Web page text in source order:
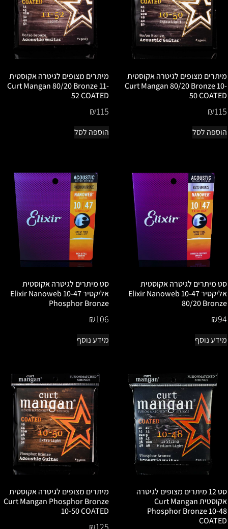
מיתרים מצופים לגיטרה אקוסטית
Curt Mangan 80/20 Bronze 10-
50 COATED
₪115
הוספה לסל
מיתרים מצופים לגיטרה אקוסטית
Curt Mangan 80/20 Bronze 11-
52 COATED
₪115
הוספה לסל
סט מיתרים לגיטרה אקוסטית
אליקסיר 10-47 Elixir Nanoweb
80/20 Bronze
₪94
מידע נוסף
סט מיתרים לגיטרה אקוסטית
אליקסיר 10-47 Elixir Nanoweb
Phosphor Bronze
₪106
מידע נוסף
סט 12 מיתרים מצופים לגיטרה
אקוסטית Curt Mangan
Phosphor Bronze 10-48
COATED
מיתרים מצופים לגיטרה אקוסטית
Curt Mangan Phosphor Bronze
10-50 COATED
₪125